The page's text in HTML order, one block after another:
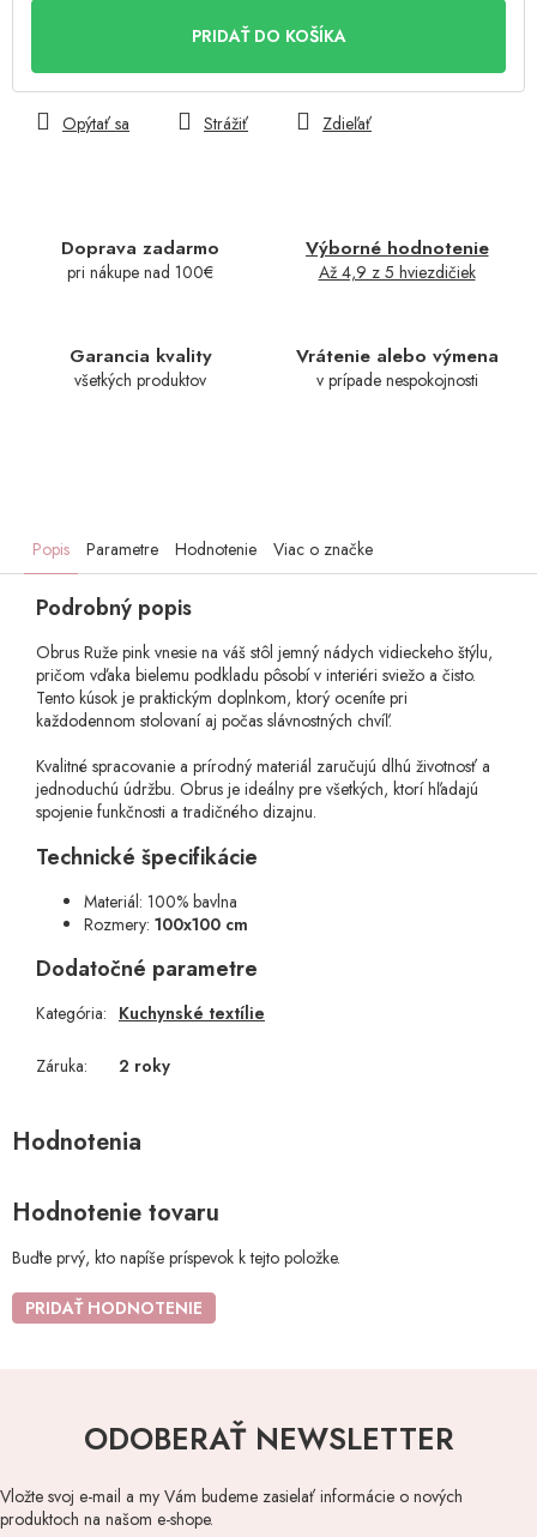
PRIDAŤ DO KOŠÍKA
Doprava zadarmo
pri nákupe nad 100€
Výborné hodnotenie
Až 4,9 z 5 hviezdičiek
Garancia kvality
všetkých produktov
Vrátenie alebo výmena
v prípade nespokojnosti
Opýtať sa Strážiť Zdieľať
Popis Parametre Hodnotenie Viac o značke
Podrobný popis
Obrus Ruže pink vnesie na váš stôl jemný nádych vidieckeho štýlu,
pričom vďaka bielemu podkladu pôsobí v interiéri sviežo a čisto.
Tento kúsok je praktickým doplnkom, ktorý oceníte pri
každodennom stolovaní aj počas slávnostných chvíľ.
Kvalitné spracovanie a prírodný materiál zaručujú dlhú životnosť a
jednoduchú údržbu. Obrus je ideálny pre všetkých, ktorí hľadajú
spojenie funkčnosti a tradičného dizajnu.
Technické špecifikácie
Materiál: 100% bavlna
Rozmery: 100x100 cm
Dodatočné parametre
Kategória: Kuchynské textílie
Záruka: 2 roky
Hodnotenie tovaru
Buďte prvý, kto napíše príspevok k tejto položke.
PRIDAŤ HODNOTENIE
ODOBERAŤ NEWSLETTER
Vložte svoj e-mail a my Vám budeme zasielať informácie o nových
produktoch na našom e-shope.